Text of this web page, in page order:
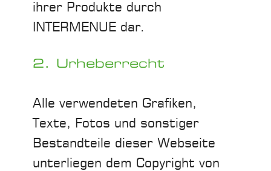
ihrer Produkte durch
INTERMENUE dar.
2. Urheberrecht
Alle verwendeten Grafiken,
Texte, Fotos und sonstiger
Bestandteile dieser Webseite
unterliegen dem Copyright von